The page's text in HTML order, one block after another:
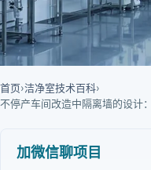
首页›洁净室技术百科›
不停产车间改造中隔离墙的设计
加微信聊项目